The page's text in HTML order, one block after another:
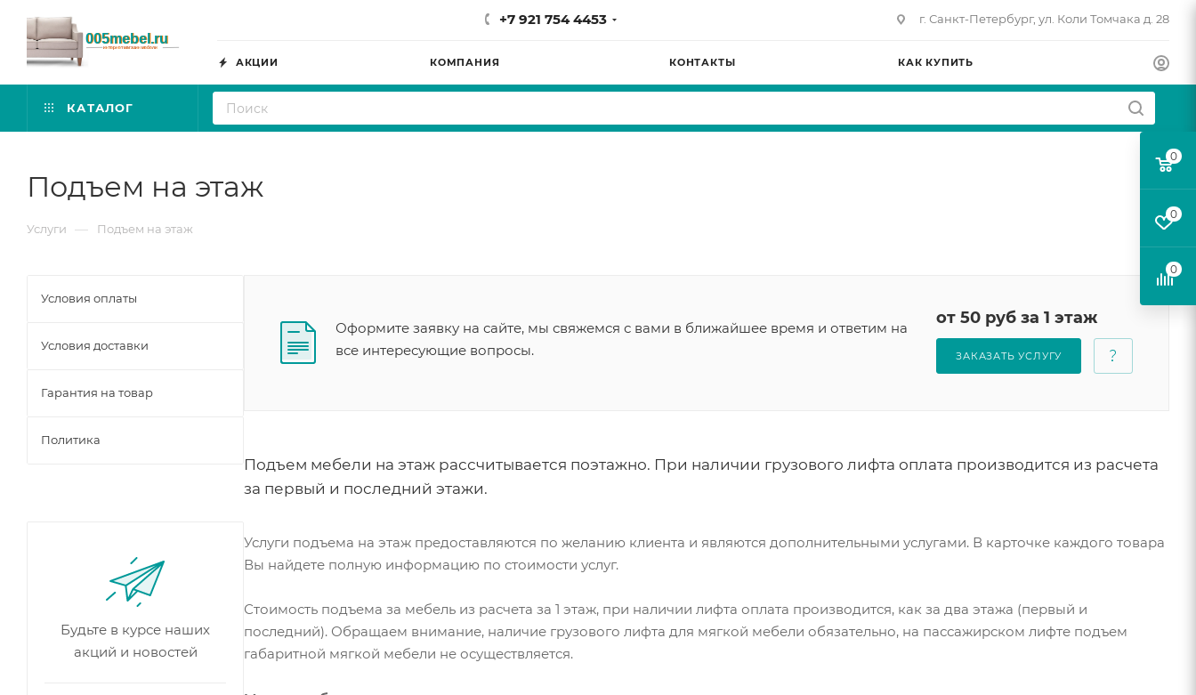
+7 921 754 4453 г. Санкт-Петербург, ул. Коли Томчака д. 28
АКЦИИ КОМПАНИЯ КОНТАКТЫ КАК КУПИТЬ
КАТАЛОГ
Подъем на этаж
Услуги — Подъем на этаж
Оформите заявку на сайте, мы свяжемся с вами в ближайшее время и ответим на
все интересующие вопросы.
от 50 руб за 1 этаж
ЗАКАЗАТЬ УСЛУГУ
Подъем мебели на этаж рассчитывается поэтажно. При наличии грузового лифта оплата производится из расчета
за первый и последний этажи.
Услуги подъема на этаж предоставляются по желанию клиента и являются дополнительными услугами. В карточке каждого товара
Вы найдете полную информацию по стоимости услуг.
Стоимость подъема за мебель из расчета за 1 этаж, при наличии лифта оплата производится, как за два этажа (первый и
последний). Обращаем внимание, наличие грузового лифта для мягкой мебели обязательно, на пассажирском лифте подъем
габаритной мягкой мебели не осуществляется.
Условия оплаты
Условия доставки
Гарантия на товар
Политика
Будьте в курсе наших
акций и новостей
0
0
0